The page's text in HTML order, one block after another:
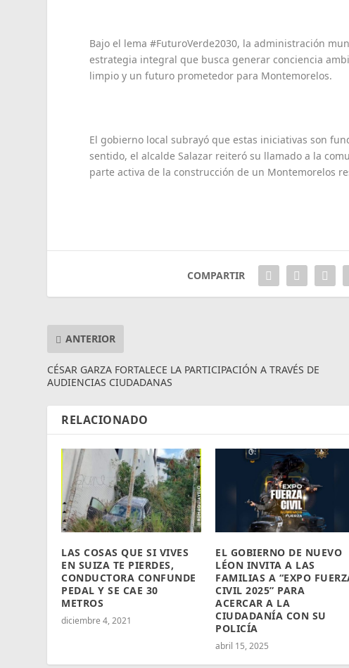
Bajo el lema #FuturoVerde2030, la administración
estrategia integral que busca generar conciencia
limpio y un futuro prometedor para Montemorelos.
El gobierno local subrayó que estas iniciativas son
sentido, el alcalde Salazar reiteró su llamado a la
parte activa de la construcción de un Montemorelos
COMPARTIR
ANTERIOR
CÉSAR GARZA FORTALECE LA PARTICIPACIÓN A TRAVÉS DE
AUDIENCIAS CIUDADANAS
RELACIONADO
LAS COSAS QUE SI VIVES
EN SUIZA TE PIERDES,
CONDUCTORA CONFUNDE
PEDAL Y SE CAE 30
METROS
diciembre 4, 2021
EL GOBIERNO DE NUEVO
LÉON INVITA A LAS
FAMILIAS A “EXPO
CIVIL 2025” PARA
ACERCAR A LA
CIUDADANÍA CON SU
POLICÍA
abril 15, 2025